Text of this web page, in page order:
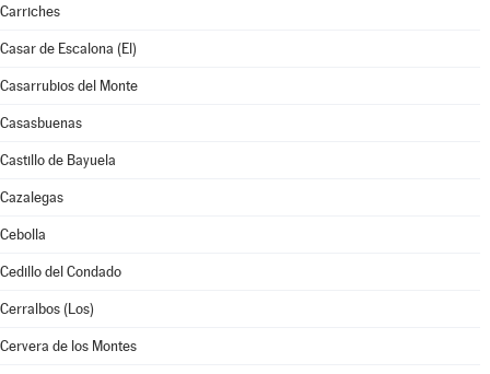
Carriches
Casar de Escalona (El)
Casarrubios del Monte
Casasbuenas
Castillo de Bayuela
Cazalegas
Cebolla
Cedillo del Condado
Cerralbos (Los)
Cervera de los Montes